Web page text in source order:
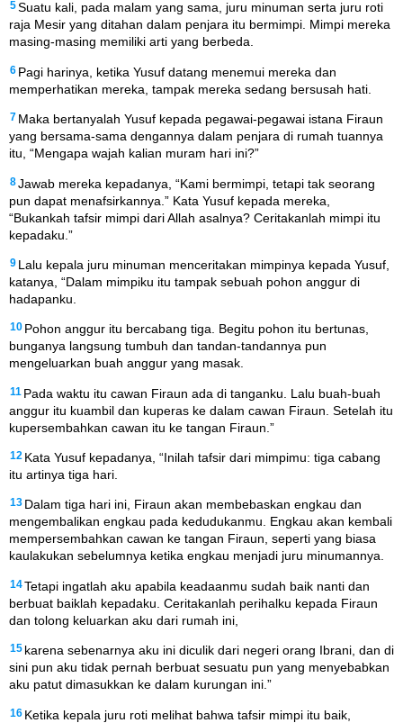
5Suatu kali, pada malam yang sama, juru minuman serta juru roti
raja Mesir yang ditahan dalam penjara itu bermimpi. Mimpi mereka
masing-masing memiliki arti yang berbeda.
6 Pagi harinya, ketika Yusuf datang menemui mereka dan
memperhatikan mereka, tampak mereka sedang bersusah hati.
7 Maka bertanyalah Yusuf kepada pegawai-pegawai istana Firaun
yang bersama-sama dengannya dalam penjara di rumah tuannya
itu, “Mengapa wajah kalian muram hari ini?”
8Jawab mereka kepadanya, “Kami bermimpi, tetapi tak seorang
pun dapat menafsirkannya.” Kata Yusuf kepada mereka,
“Bukankah tafsir mimpi dari Allah asalnya? Ceritakanlah mimpi itu
kepadaku.”
9 Lalu kepala juru minuman menceritakan mimpinya kepada Yusuf,
katanya, “Dalam mimpiku itu tampak sebuah pohon anggur di
hadapanku.
10 Pohon anggur itu bercabang tiga. Begitu pohon itu bertunas,
bunganya langsung tumbuh dan tandan-tandannya pun
mengeluarkan buah anggur yang masak.
11 Pada waktu itu cawan Firaun ada di tanganku. Lalu buah-buah
anggur itu kuambil dan kuperas ke dalam cawan Firaun. Setelah itu
kupersembahkan cawan itu ke tangan Firaun.”
12 Kata Yusuf kepadanya, “Inilah tafsir dari mimpimu: tiga cabang
itu artinya tiga hari.
13 Dalam tiga hari ini, Firaun akan membebaskan engkau dan
mengembalikan engkau pada kedudukanmu. Engkau akan kembali
mempersembahkan cawan ke tangan Firaun, seperti yang biasa
kaulakukan sebelumnya ketika engkau menjadi juru minumannya.
14Tetapi ingatlah aku apabila keadaanmu sudah baik nanti dan
berbuat baiklah kepadaku. Ceritakanlah perihalku kepada Firaun
dan tolong keluarkan aku dari rumah ini,
15 karena sebenarnya aku ini diculik dari negeri orang Ibrani, dan di
sini pun aku tidak pernah berbuat sesuatu pun yang menyebabkan
aku patut dimasukkan ke dalam kurungan ini.”
16 Ketika kepala juru roti melihat bahwa tafsir mimpi itu baik,